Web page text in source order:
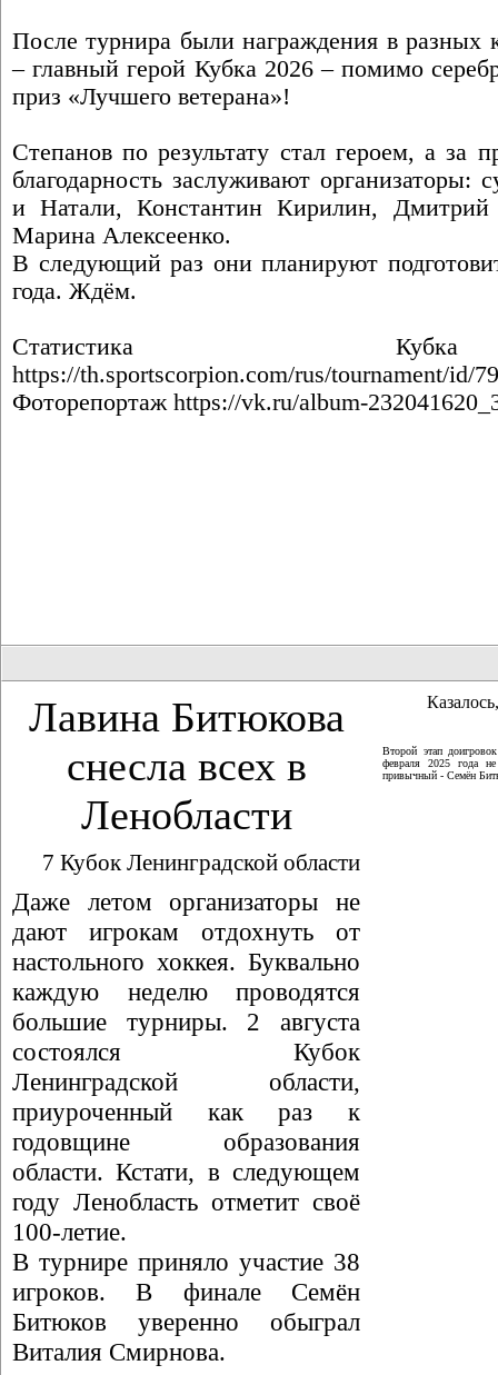
После турнира были награждения в разных
– главный герой Кубка 2026 – помимо
приз «Лучшего ветерана»!
Степанов по результату стал героем, а за
благодарность заслуживают организаторы:
и Натали, Константин Кирилин,
Марина Алексеенко.
В следующий раз они планируют
года. Ждём.
Статистика
https://th.sportscorpion.com/rus/tournament/id/
Фоторепортаж https://vk.ru/album-
Лавина Битюкова
снесла всех в
Ленобласти
7 Кубок Ленинградской области
Даже летом организаторы не
дают игрокам отдохнуть от
настольного хоккея. Буквально
каждую неделю проводятся
большие турниры. 2 августа
состоялся Кубок
Ленинградской области,
приуроченный как раз к
годовщине образования
области. Кстати, в следующем
году Ленобласть отметит своё
100-летие.
В турнире приняло участие 38
игроков. В финале Семён
Битюков уверенно обыграл
Виталия Смирнова.
Второй этап
февраля 2025 года
привычный - Семён